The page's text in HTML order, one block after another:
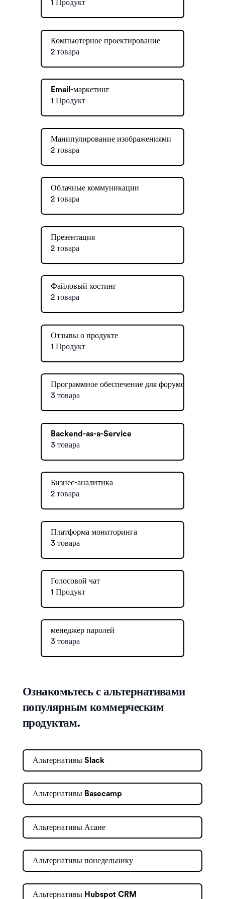
1 Продукт
Компьютерное проектирование
2 товара
Email-маркетинг
1 Продукт
Манипулирование изображениями
2 товара
Облачные коммуникации
2 товара
Презентация
2 товара
Файловый хостинг
2 товара
Отзывы о продукте
1 Продукт
Программное обеспечение для форумов
3 товара
Backend-as-a-Service
3 товара
Бизнес-аналитика
2 товара
Платформа мониторинга
3 товара
Голосовой чат
1 Продукт
менеджер паролей
3 товара
Ознакомьтесь с альтернативами
популярным коммерческим
продуктам.
Альтернативы Slack
Альтернативы Basecamp
Альтернативы Асане
Альтернативы понедельнику
Альтернативы Hubspot CRM